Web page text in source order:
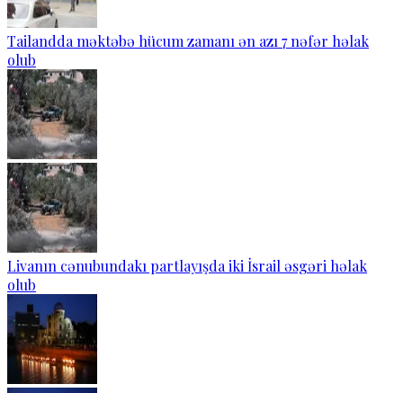
Tailandda məktəbə hücum zamanı ən azı 7 nəfər həlak
olub
Livanın cənubundakı partlayışda iki İsrail əsgəri həlak
olub